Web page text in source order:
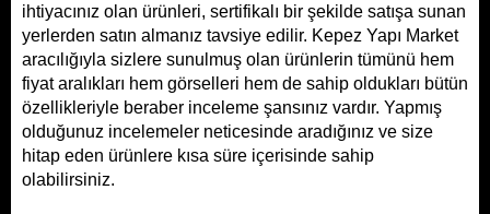
ihtiyacınız olan ürünleri, sertifikalı bir şekilde satışa sunan
yerlerden satın almanız tavsiye edilir. Kepez Yapı Market
aracılığıyla sizlere sunulmuş olan ürünlerin tümünü hem
fiyat aralıkları hem görselleri hem de sahip oldukları bütün
özellikleriyle beraber inceleme şansınız vardır. Yapmış
olduğunuz incelemeler neticesinde aradığınız ve size
hitap eden ürünlere kısa süre içerisinde sahip
olabilirsiniz.